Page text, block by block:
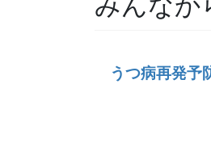
うつ病再発予